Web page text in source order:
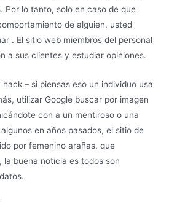
Por lo tanto, solo en caso de que
de alguien, usted
. El sitio web miembros del personal
a sus clientes y estudiar opiniones.
– si piensas eso un individuo usa
utilizar Google buscar por imagen
con a un mentiroso o una
en años pasados, el sitio de
por femenino arañas, que
buena noticia es todos son